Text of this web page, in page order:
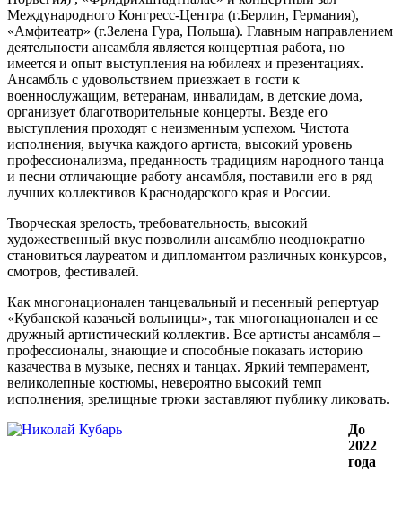
Международного Конгресс-Центра (г.Берлин, Германия),
«Амфитеатр» (г.Зелена Гура, Польша). Главным направлением
деятельности ансамбля является концертная работа, но
имеется и опыт выступления на юбилеях и презентациях.
Ансамбль с удовольствием приезжает в гости к
военнослужащим, ветеранам, инвалидам, в детские дома,
организует благотворительные концерты. Везде его
выступления проходят с неизменным успехом. Чистота
исполнения, выучка каждого артиста, высокий уровень
профессионализма, преданность традициям народного танца
и песни отличающие работу ансамбля, поставили его в ряд
лучших коллективов Краснодарского края и России.
Творческая зрелость, требовательность, высокий
художественный вкус позволили ансамблю неоднократно
становиться лауреатом и дипломантом различных конкурсов,
смотров, фестивалей.
Как многонационален танцевальный и песенный репертуар
«Кубанской казачьей вольницы», так многонационален и ее
дружный артистический коллектив. Все артисты ансамбля –
профессионалы, знающие и способные показать историю
казачества в музыке, песнях и танцах. Яркий темперамент,
великолепные костюмы, невероятно высокий темп
исполнения, зрелищные трюки заставляют публику ликовать.
До
2022
года